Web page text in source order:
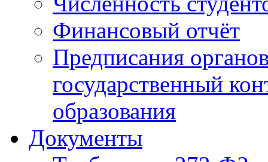
Финансовый отчёт
Предписания
государственный
образования
Документы